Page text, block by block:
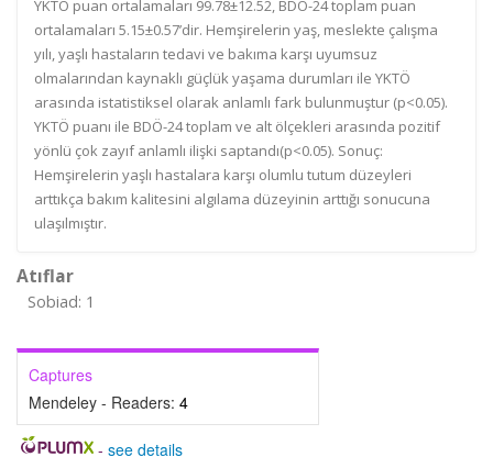
YKTÖ puan ortalamaları 99.78±12.52, BDÖ-24 toplam puan
ortalamaları 5.15±0.57’dir. Hemşirelerin yaş, meslekte çalışma
yılı, yaşlı hastaların tedavi ve bakıma karşı uyumsuz
olmalarından kaynaklı güçlük yaşama durumları ile YKTÖ
arasında istatistiksel olarak anlamlı fark bulunmuştur (p<0.05).
YKTÖ puanı ile BDÖ-24 toplam ve alt ölçekleri arasında pozitif
yönlü çok zayıf anlamlı ilişki saptandı(p<0.05). Sonuç:
Hemşirelerin yaşlı hastalara karşı olumlu tutum düzeyleri
arttıkça bakım kalitesini algılama düzeyinin arttığı sonucuna
ulaşılmıştır.
Atıflar
Sobiad: 1
Captures
Mendeley - Readers: 4
- see details